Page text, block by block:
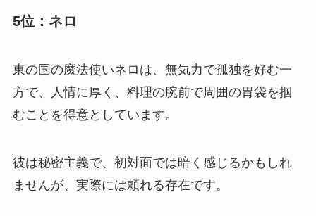
5位：ネロ
東の国の魔法使いネロは、無気力で孤独を好む一
方で、人情に厚く、料理の腕前で周囲の胃袋を掴
むことを得意としています。
彼は秘密主義で、初対面では暗く感じるかもしれ
ませんが、実際には頼れる存在です。